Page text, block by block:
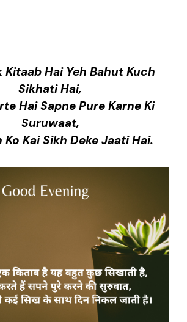
Kitaab Hai Yeh Bahut Kuch
Sikhati Hai,
Hai Sapne Pure Karne Ki
Suruwaat,
Ko Kai Sikh Deke Jaati Hai.